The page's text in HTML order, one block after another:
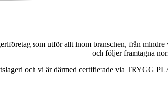
som utför allt inom branschen, från
och följer framtagna
och vi är därmed certifierade via TRYGG